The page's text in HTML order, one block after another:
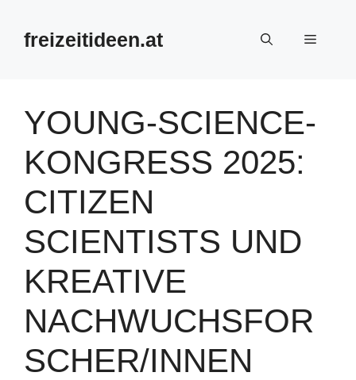
Inhalt
springenfreizeitideen.at Menü
YOUNG-SCIENCE-
KONGRESS 2025:
CITIZEN
SCIENTISTS UND
KREATIVE
NACHWUCHSFOR
SCHER/INNEN